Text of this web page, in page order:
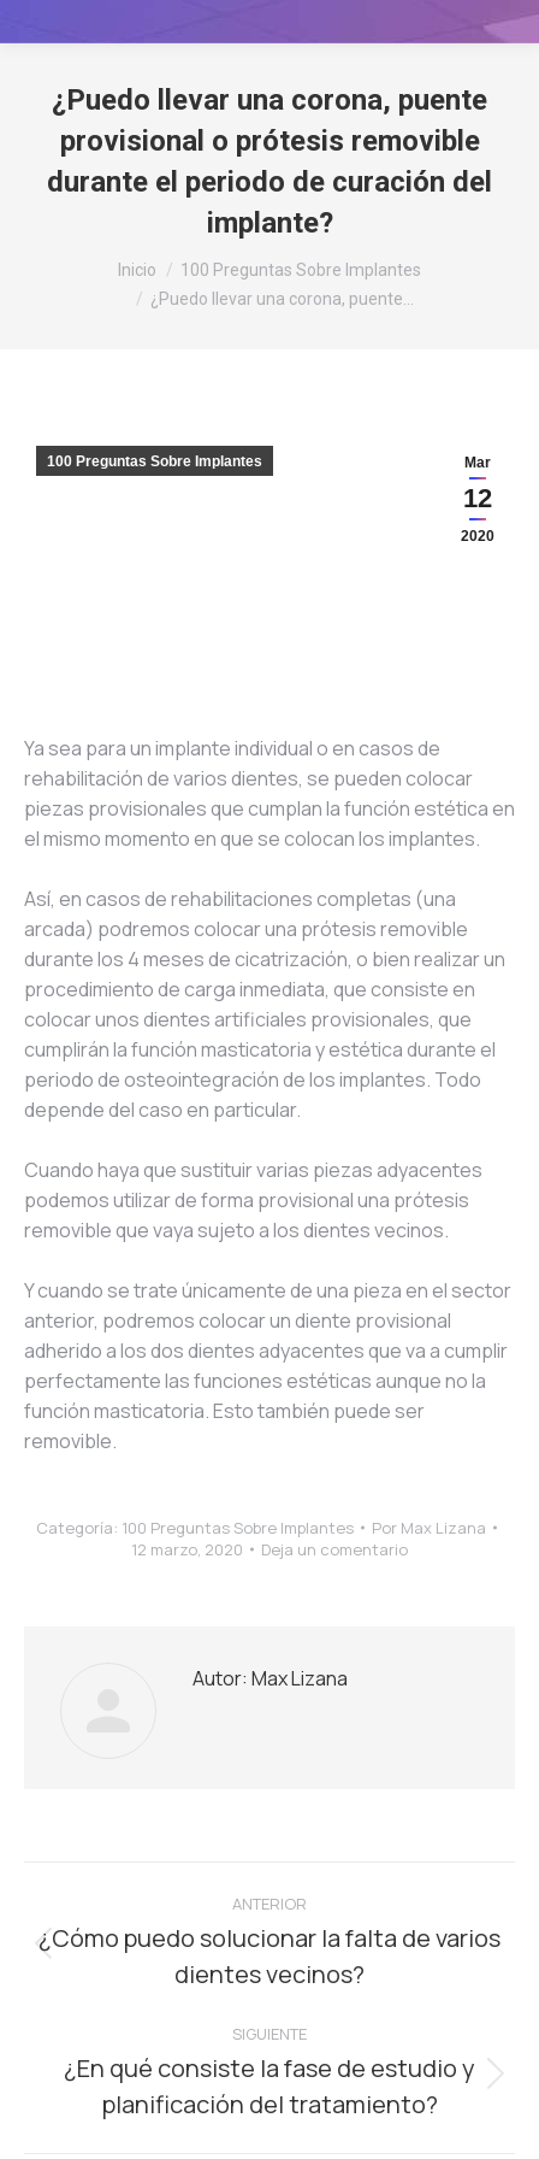
¿Puedo llevar una corona, puente
provisional o prótesis removible
durante el periodo de curación del
implante?
Estás aquí:Inicio
100 Preguntas Sobre Implantes
¿Puedo llevar una corona, puente…
Mar
12
2020
100 Preguntas Sobre Implantes
Ya sea para un implante individual o en casos de
rehabilitación de varios dientes, se pueden colocar
piezas provisionales que cumplan la función estética en
el mismo momento en que se colocan los implantes.
Así, en casos de rehabilitaciones completas (una
arcada) podremos colocar una prótesis removible
durante los 4 meses de cicatrización, o bien realizar un
procedimiento de carga inmediata, que consiste en
colocar unos dientes artificiales provisionales, que
cumplirán la función masticatoria y estética durante el
periodo de osteointegración de los implantes. Todo
depende del caso en particular.
Cuando haya que sustituir varias piezas adyacentes
podemos utilizar de forma provisional una prótesis
removible que vaya sujeto a los dientes vecinos.
Y cuando se trate únicamente de una pieza en el sector
anterior, podremos colocar un diente provisional
adherido a los dos dientes adyacentes que va a cumplir
perfectamente las funciones estéticas aunque no la
función masticatoria. Esto también puede ser
removible.
Categoría: 100 Preguntas Sobre Implantes Por Max Lizana
12 marzo, 2020
Deja un comentario
Autor: Max Lizana
Navegación
entre
publicaciones
ANTERIOR
Publicación
anterior:
¿Cómo puedo solucionar la falta de varios
dientes vecinos?
SIGUIENTE
Publicación
siguiente:
¿En qué consiste la fase de estudio y
planificación del tratamiento?